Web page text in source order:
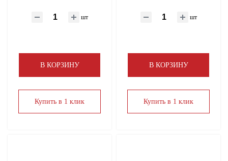
шт
В КОРЗИНУ
Купить в 1 клик
шт
В КОРЗИНУ
Купить в 1 клик